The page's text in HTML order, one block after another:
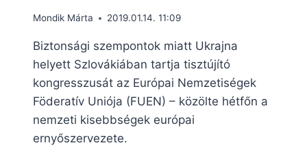
Mondik Márta 2019.01.14. 11:09
Biztonsági szempontok miatt Ukrajna
helyett Szlovákiában tartja tisztújító
kongresszusát az Európai Nemzetiségek
Föderatív Uniója (FUEN) – közölte hétfőn a
nemzeti kisebbségek európai
ernyőszervezete.